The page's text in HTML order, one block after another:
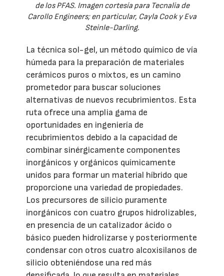
de los PFAS. Imagen cortesía para Tecnalia de
Carollo Engineers; en particular, Cayla Cook y Eva
Steinle-Darling.
La técnica sol-gel, un método químico de vía
húmeda para la preparación de materiales
cerámicos puros o mixtos, es un camino
prometedor para buscar soluciones
alternativas de nuevos recubrimientos. Esta
ruta ofrece una amplia gama de
oportunidades en ingeniería de
recubrimientos debido a la capacidad de
combinar sinérgicamente componentes
inorgánicos y orgánicos químicamente
unidos para formar un material híbrido que
proporcione una variedad de propiedades.
Los precursores de silicio puramente
inorgánicos con cuatro grupos hidrolizables,
en presencia de un catalizador ácido o
básico pueden hidrolizarse y posteriormente
condensar con otros cuatro alcoxisilanos de
silicio obteniéndose una red más